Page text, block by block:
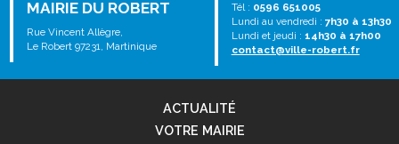
MAIRIE DU ROBERT
Rue Vincent Allègre,
Le Robert 97231, Martinique
Tél : 0596 651005
Lundi au vendredi : 7h30 à 13h30
Lundi et jeudi : 14h30 à 17h00
contact@ville-robert.fr
ACTUALITÉ
VOTRE MAIRIE